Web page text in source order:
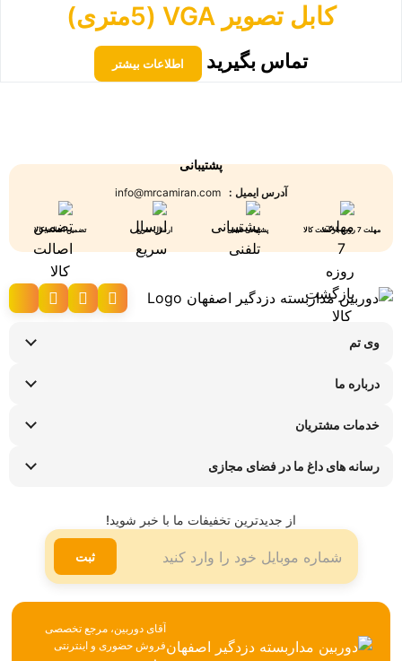
کابل تصویر VGA (5متری)
تماس بگیرید اطلاعات بیشتر
پشتیبانی
آدرس ایمیل :
مهلت 7 روزه بازگشت کالا پشتیبانی تلفنی ارسال سریع تضمین اصالت کالا
وی تم
شرایط عودت کالا
پیگیری سفارش
درباره ما
تماس با ما
فروشگاه های حضوری
خدمات مشتریان
ضمانت هفت روزه وی تم
رسانه های داغ ما در فضای مجازی
لینکدین
از جدیدترین تخفیفات ما با خبر شوید!
ثبت
آقای دوربین، مرجع تخصصی
فروش حضوری و اینترنتی